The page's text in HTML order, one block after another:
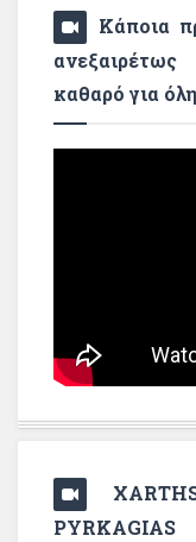
Κάποια
καθαρό για
PYRKAGIAS